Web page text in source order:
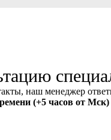
наш менеджер
(+5 часов от Мск)